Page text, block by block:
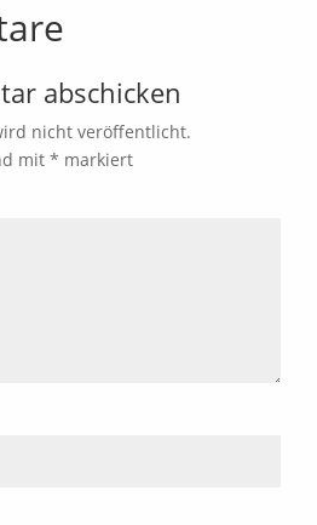
abschicken
nicht veröffentlicht.
mit * markiert